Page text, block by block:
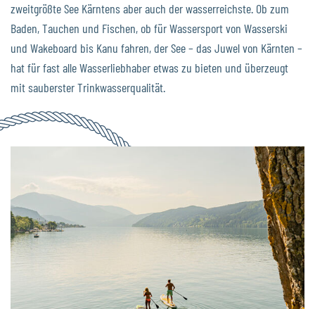
zweitgrößte See Kärntens aber auch der wasserreichste. Ob zum
Baden, Tauchen und Fischen, ob für Wassersport von Wasserski
und Wakeboard bis Kanu fahren, der See – das Juwel von Kärnten –
hat für fast alle Wasserliebhaber etwas zu bieten und überzeugt
mit sauberster Trinkwasserqualität.